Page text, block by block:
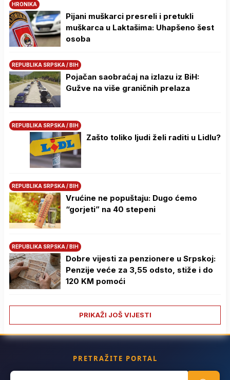
HRONIKA
Pijani muškarci presreli i pretukli
muškarca u Laktašima: Uhapšeno šest
osoba
REPUBLIKA SRPSKA / BIH
Pojačan saobraćaj na izlazu iz BiH:
Gužve na više graničnih prelaza
REPUBLIKA SRPSKA / BIH
Zašto toliko ljudi želi raditi u Lidlu?
REPUBLIKA SRPSKA / BIH
Vrućine ne popuštaju: Dugo ćemo
“gorjeti” na 40 stepeni
REPUBLIKA SRPSKA / BIH
Dobre vijesti za penzionere u Srpskoj:
Penzije veće za 3,55 odsto, stiže i do
120 KM pomoći
PRIKAŽI JOŠ VIJESTI
PRETRAŽITE PORTAL
Search